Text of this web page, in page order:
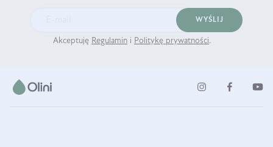
WYŚLIJ
Akceptuję Regulamin i Politykę prywatności.